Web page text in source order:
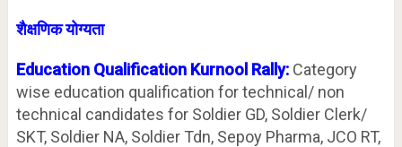
शैक्षणिक योग्यता
Education Qualification Kurnool Rally: Category
wise education qualification for technical/ non
technical candidates for Soldier GD, Soldier Clerk/
SKT, Soldier NA, Soldier Tdn, Sepoy Pharma, JCO RT,